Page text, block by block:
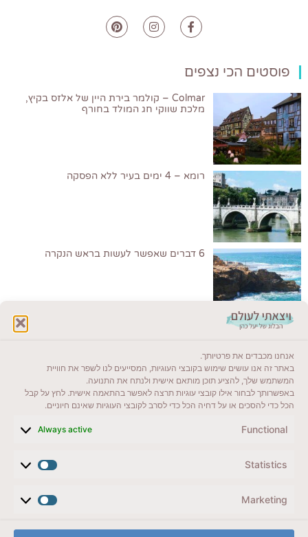
אנחנו מכבדים את פרטיותך.
באתר זה אנו עושים שימוש בקובצי העוגיות, המסייעים לנו לשפר את חוויית
המשתמש שלך, להציע תוכן מותאם אישית ולנתח את התנועה.
באפשרותך לבחור אילו קובצי עוגיות תרצה לאפשר בהתאמה אישית. לחץ על קבל
הכל כדי להסכים או על דחיה הכל כדי לסרב לקובצי העוגיות שאינם חיוניים.
Functional
Always active
Statistics
Marketing
פוסטים הכי נצפים
Colmar – קולמר בירת היין של אלזס בקיץ,
מלכת שווקי חג המולד בחורף
רומא – 4 ימים בעיר ללא הפסקה
6 דברים שאפשר לעשות בראש הנקרה
ייעדים מומלצים
מדריכים ועזרים
לשליחת הודעת וואטסאפ
veyatsati.laolam@gmail.com